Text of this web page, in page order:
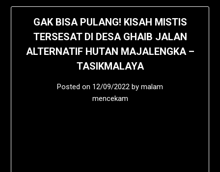
GAK BISA PULANG! KISAH MISTIS
TERSESAT DI DESA GHAIB JALAN
ALTERNATIF HUTAN MAJALENGKA –
TASIKMALAYA
Posted on 12/09/2022 by malam
mencekam